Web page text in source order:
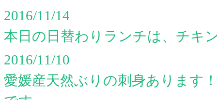
2016/11/14
本日の日替わりランチは、チキ
2016/11/10
愛媛産天然ぶりの刺身あります